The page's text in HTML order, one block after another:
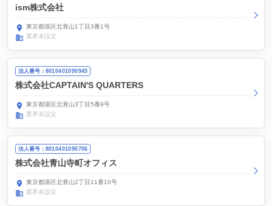
ism株式会社
東京都港区北青山1丁目3番1号
業界未設定
法人番号：8010401090945
株式会社CAPTAIN'S QUARTERS
東京都港区北青山3丁目5番9号
業界未設定
法人番号：8010401090706
株式会社青山寺町オフィス
東京都港区北青山2丁目11番10号
業界未設定